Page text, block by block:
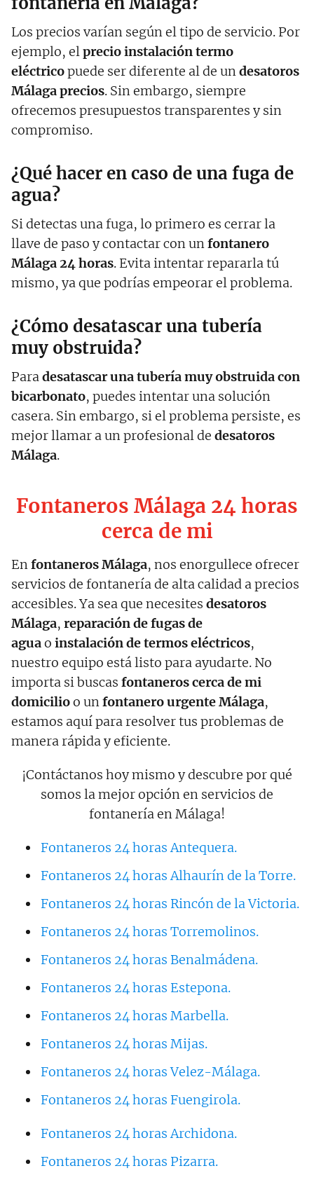
Los precios varían según el tipo de servicio. Por
ejemplo, elprecio instalación termo
eléctricopuede ser diferente al de undesatoros
Málaga precios. Sin embargo, siempre
ofrecemos presupuestos transparentes y sin
compromiso.
¿Qué hacer en caso de una fuga de
agua?
Si detectas una fuga, lo primero es cerrar la
llave de paso y contactar con unfontanero
Málaga 24 horas. Evita intentar repararla tú
mismo, ya que podrías empeorar el problema.
¿Cómo desatascar una tubería
muy obstruida?
Paradesatascar una tubería muy obstruida con
bicarbonato, puedes intentar una solución
casera. Sin embargo, si el problema persiste, es
mejor llamar a un profesional de desatoros
Málaga.
Fontaneros Málaga 24 horas
cerca de mi
Enfontaneros Málaga, nos enorgullece ofrecer
servicios de fontanería de alta calidad a precios
accesibles. Ya sea que necesites desatoros
Málaga, reparación de fugas de
aguao instalación de termos eléctricos,
nuestro equipo está listo para ayudarte. No
importa si buscas fontaneros cerca de mi
domicilioo unfontanero urgente Málaga,
estamos aquí para resolver tus problemas de
manera rápida y eficiente.
¡Contáctanos hoy mismo y descubre por qué
somos la mejor opción en servicios de
fontanería en Málaga!
Fontaneros 24 horas Antequera.
Fontaneros 24 horas Alhaurín de la Torre.
Fontaneros 24 horas Rincón de la Victoria.
Fontaneros 24 horas Torremolinos.
Fontaneros 24 horas Benalmádena.
Fontaneros 24 horas Estepona.
Fontaneros 24 horas Marbella.
Fontaneros 24 horas Mijas.
Fontaneros 24 horas Velez-Málaga.
Fontaneros 24 horas Fuengirola.
Fontaneros 24 horas Archidona.
Fontaneros 24 horas Pizarra.